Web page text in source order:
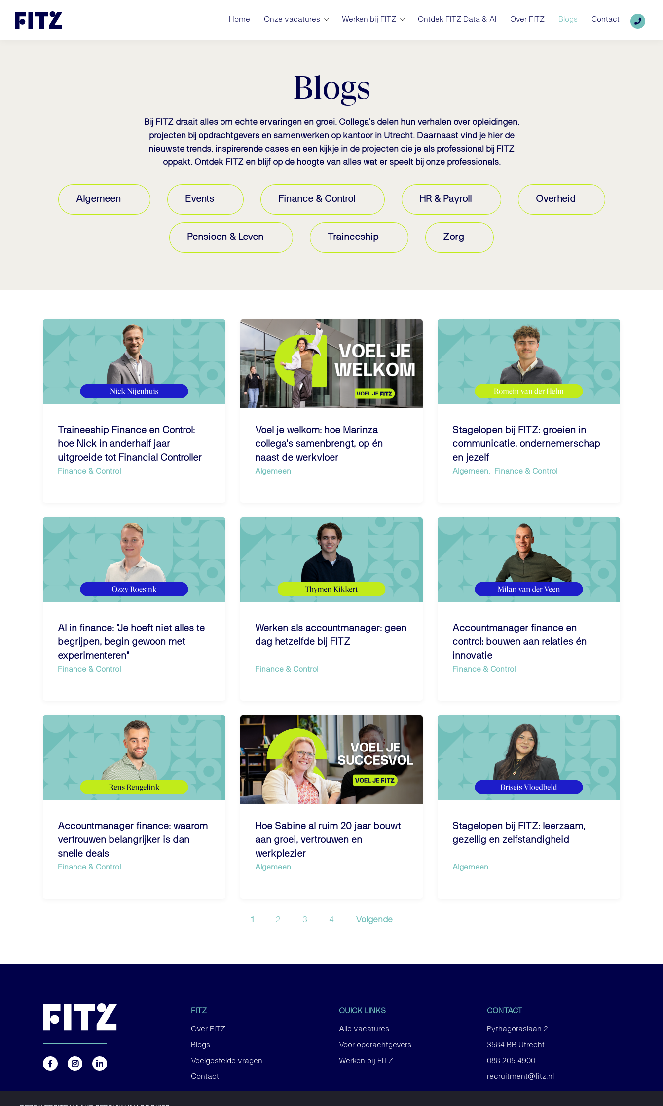
Home Onze vacatures Werken bij FITZ Ontdek FITZ Data & AI Over FITZ Blogs Contact
Blogs
Bij FITZ draait alles om echte ervaringen en groei. Collega’s delen hun verhalen over opleidingen,
projecten bij opdrachtgevers en samenwerken op kantoor in Utrecht. Daarnaast vind je hier de
nieuwste trends, inspirerende cases en een kijkje in de projecten die je als professional bij FITZ
oppakt. Ontdek FITZ en blijf op de hoogte van alles wat er speelt bij onze professionals.
Algemeen Events Finance & Control HR & Payroll Overheid
Pensioen & Leven Traineeship Zorg
Traineeship Finance en Control:
hoe Nick in anderhalf jaar
uitgroeide tot Financial Controller
Finance & Control
Voel je welkom: hoe Marinza
collega's samenbrengt, op én
naast de werkvloer
Algemeen
Stagelopen bij FITZ: groeien in
communicatie, ondernemerschap
en jezelf
Algemeen Finance & Control
AI in finance: "Je hoeft niet alles te
begrijpen, begin gewoon met
experimenteren"
Finance & Control
Werken als accountmanager: geen
dag hetzelfde bij FITZ
Finance & Control
Accountmanager finance en
control: bouwen aan relaties én
innovatie
Finance & Control
Accountmanager finance: waarom
vertrouwen belangrijker is dan
snelle deals
Finance & Control
Hoe Sabine al ruim 20 jaar bouwt
aan groei, vertrouwen en
werkplezier
Algemeen
Stagelopen bij FITZ: leerzaam,
gezellig en zelfstandigheid
Algemeen
1 2 3 4 Volgende
FITZ
Over FITZ
Blogs
Veelgestelde vragen
Contact
QUICK LINKS
Alle vacatures
Voor opdrachtgevers
Werken bij FITZ
CONTACT
Pythagoraslaan 2
3584 BB Utrecht
088 205 4900
recruitment@fitz.nl